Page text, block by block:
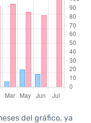
del gráfico, ya